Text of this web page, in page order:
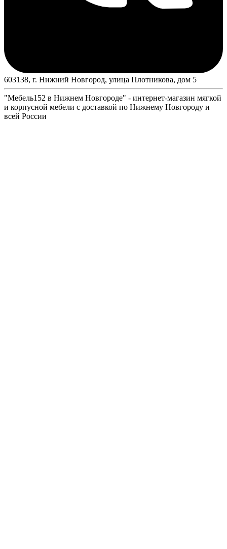
603138, г. Нижний Новгород, улица Плотникова, дом 5
"Мебель152 в Нижнем Новгороде" - интернет-магазин мягкой
и корпусной мебели с доставкой по Нижнему Новгороду и
всей России